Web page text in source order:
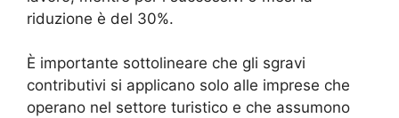
riduzione è del 30%.
È importante sottolineare che gli sgravi
contributivi si applicano solo alle imprese che
operano nel settore turistico e che assumono